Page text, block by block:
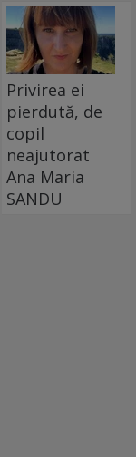
Privirea ei
pierdută, de
copil
neajutorat
Ana Maria
SANDU